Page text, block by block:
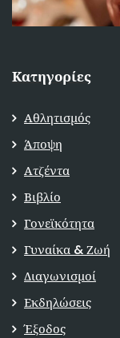
Κατηγορίες
Αθλητισμός
Άποψη
Ατζέντα
Βιβλίο
Γονεϊκότητα
Γυναίκα & Ζωή
Διαγωνισμοί
Εκδηλώσεις
Έξοδος